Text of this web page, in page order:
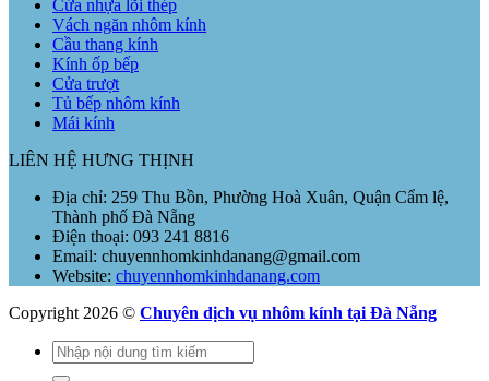
Cửa nhựa lõi thép
Vách ngăn nhôm kính
Cầu thang kính
Kính ốp bếp
Cửa trượt
Tủ bếp nhôm kính
Mái kính
LIÊN HỆ HƯNG THỊNH
Địa chỉ: 259 Thu Bồn, Phường Hoà Xuân, Quận Cẩm lệ,
Thành phố Đà Nẵng
Điện thoại: 093 241 8816
Email: chuyennhomkinhdanang@gmail.com
Website: chuyennhomkinhdanang.com
Copyright 2026 © Chuyên dịch vụ nhôm kính tại Đà Nẵng
Tìm
kiếm: